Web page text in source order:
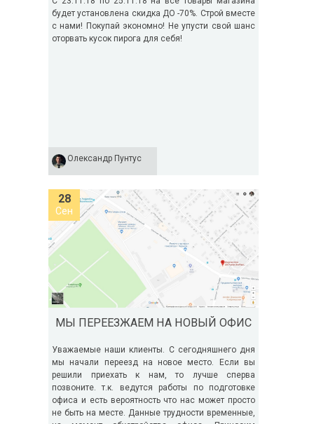
будет установлена скидка ДО -70%. Строй вместе
с нами! Покупай экономно! Не упусти свой шанс
оторвать кусок пирога для себя!
Олександр Пунтус
28
Сен
МЫ ПЕРЕЕЗЖАЕМ НА НОВЫЙ ОФИС
Уважаемые наши клиенты. С сегодняшнего дня
мы начали переезд на новое место. Если вы
решили приехать к нам, то лучше сперва
позвоните. т.к. ведутся работы по подготовке
офиса и есть вероятность что нас может просто
не быть на месте. Данные трудности временные,